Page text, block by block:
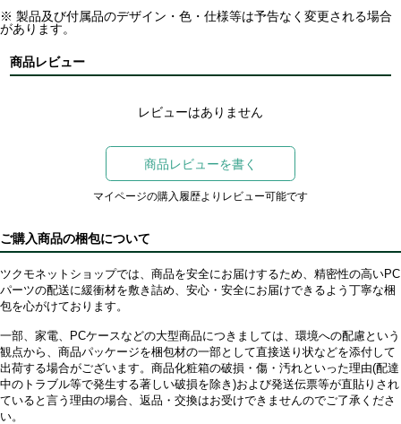
※ 製品及び付属品のデザイン・色・仕様等は予告なく変更される場合
があります。
商品レビュー
レビューはありません
商品レビューを書く
マイページの購入履歴よりレビュー可能です
ご購入商品の梱包について
ツクモネットショップでは、商品を安全にお届けするため、精密性の高いPC
パーツの配送に緩衝材を敷き詰め、安心・安全にお届けできるよう丁寧な梱
包を心がけております。
一部、家電、PCケースなどの大型商品につきましては、環境への配慮という
観点から、商品パッケージを梱包材の一部として直接送り状などを添付して
出荷する場合がございます。商品化粧箱の破損・傷・汚れといった理由(配達
中のトラブル等で発生する著しい破損を除き)および発送伝票等が直貼りされ
ていると言う理由の場合、返品・交換はお受けできませんのでご了承くださ
い。